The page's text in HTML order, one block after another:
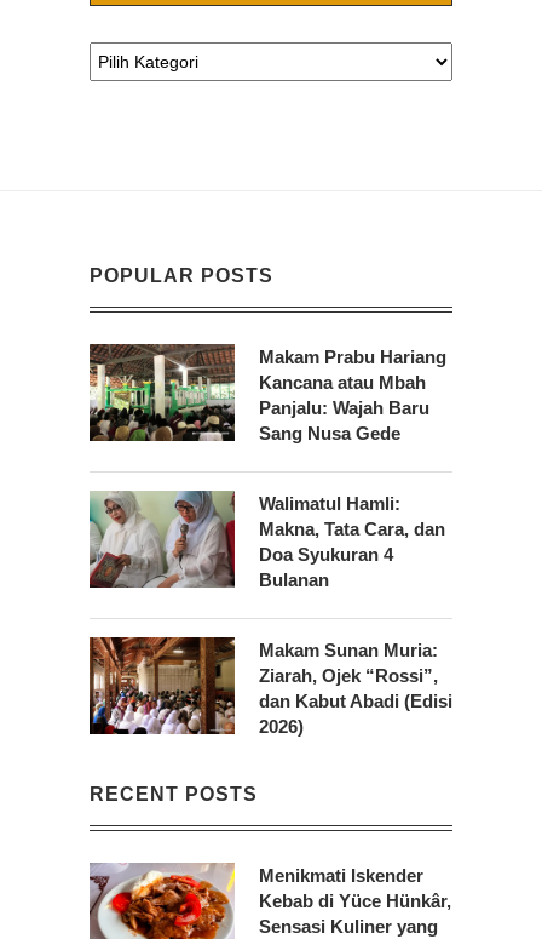
POPULAR POSTS
Makam Prabu Hariang
Kancana atau Mbah
Panjalu: Wajah Baru
Sang Nusa Gede
Walimatul Hamli:
Makna, Tata Cara, dan
Doa Syukuran 4
Bulanan
Makam Sunan Muria:
Ziarah, Ojek “Rossi”,
dan Kabut Abadi (Edisi
2026)
RECENT POSTS
Menikmati Iskender
Kebab di Yüce Hünkâr,
Sensasi Kuliner yang